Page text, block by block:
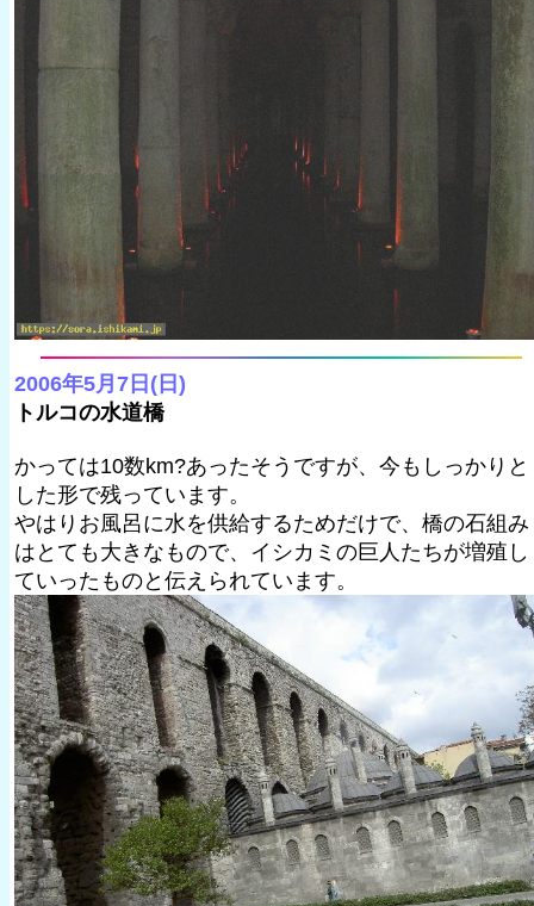
2006年5月7日(日)
トルコの水道橋
かっては10数km?あったそうですが、今もしっかりと
した形で残っています。
やはりお風呂に水を供給するためだけで、橋の石組み
はとても大きなもので、イシカミの巨人たちが増殖し
ていったものと伝えられています。